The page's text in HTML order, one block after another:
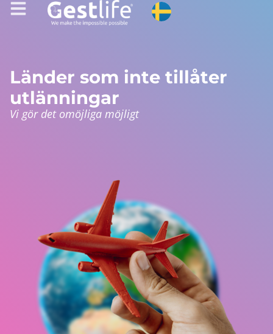
Länder som inte tillåter
utlänningar
Vi gör det omöjliga möjligt